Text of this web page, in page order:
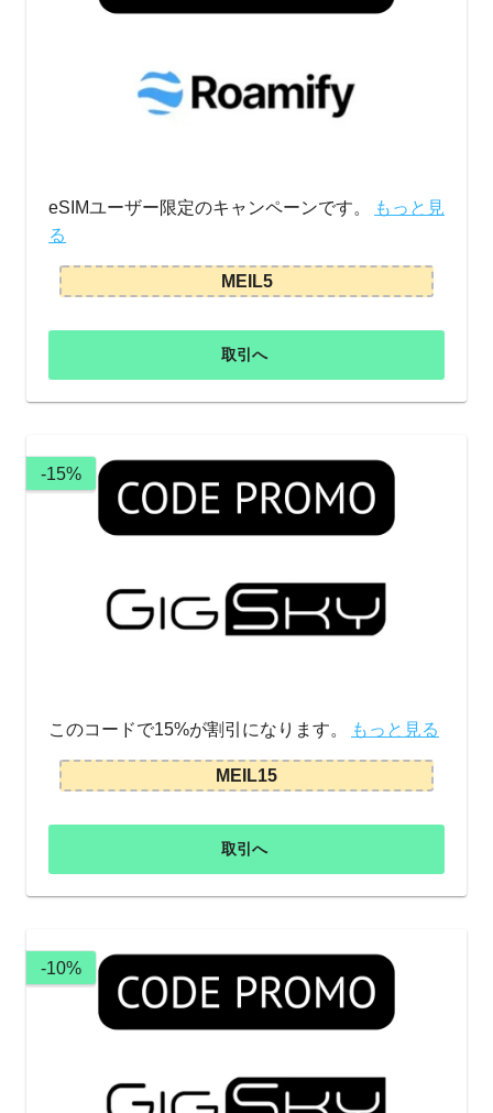
eSIMユーザー限定のキャンペーンです。
もっと見
る
MEIL5
取引へ
-15%
このコードで15%が割引になります。 もっと見る
MEIL15
取引へ
-10%